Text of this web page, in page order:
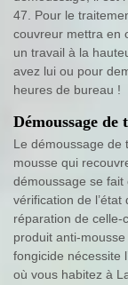
47. Pour le
couvreur mettra en
un travail à la
avez lui ou pour
heures de bureau !
Démoussage de
Le démoussage de
mousse qui
démoussage se
vérification de
réparation de celle-
produit anti-
fongicide nécessite
où vous habitez à